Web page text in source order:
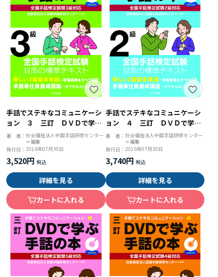
手話でステキなコミュニケーシ
ョン ３ 三訂 ＤＶＤで学ぶ
手話の本 全国手話検定試験３
級対応
著 者：社会福祉法人全国手話研修センター
＝編集
発行日：2016年07月30日
3,520円
詳細を見る
カートに入れる
手話でステキなコミュニケーシ
ョン ４ 三訂 ＤＶＤで学ぶ
手話の本 全国手話検定試験２
級対応
著 者： 社会福祉法人全国手話研修センター
＝編集
発行日： 2016年07月30日
3,740円
詳細を見る
カートに入れる